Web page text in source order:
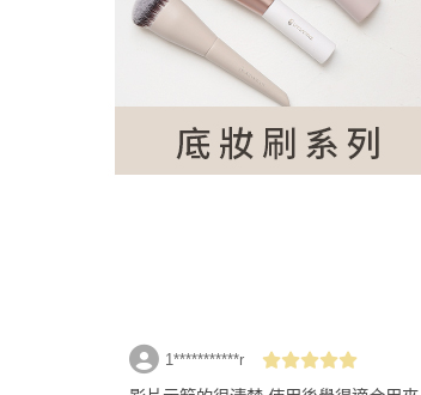
1***********r